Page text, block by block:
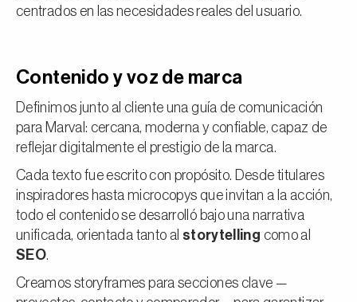
centrados en las necesidades reales del usuario.
Contenido y voz de marca
Definimos junto al cliente una guía de comunicación
para Marval: cercana, moderna y confiable, capaz de
reflejar digitalmente el prestigio de la marca.
Cada texto fue escrito con propósito. Desde titulares
inspiradores hasta microcopys que invitan a la acción,
todo el contenido se desarrolló bajo una narrativa
unificada, orientada tanto al storytelling como al
SEO.
Creamos storyframes para secciones clave —